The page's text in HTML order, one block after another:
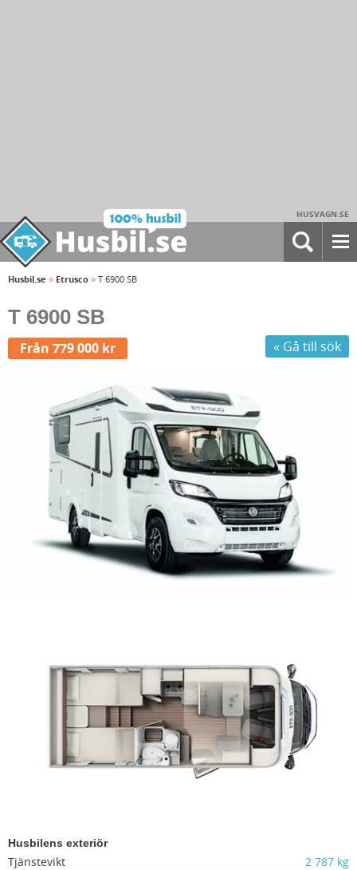
HUSVAGN.SE
Husbil.se » Etrusco » T 6900 SB
T 6900 SB
Från 779 000 kr « Gå till sök
Husbilens exteriör
Tjänstevikt
2 787 kg